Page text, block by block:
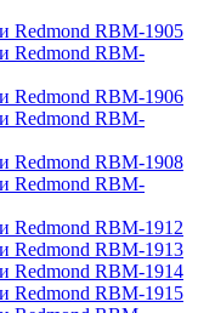
Redmond RBM-1905
Redmond RBM-
Redmond RBM-1906
Redmond RBM-
Redmond RBM-1908
Redmond RBM-
Redmond RBM-1912
Redmond RBM-1913
Redmond RBM-1914
Redmond RBM-1915